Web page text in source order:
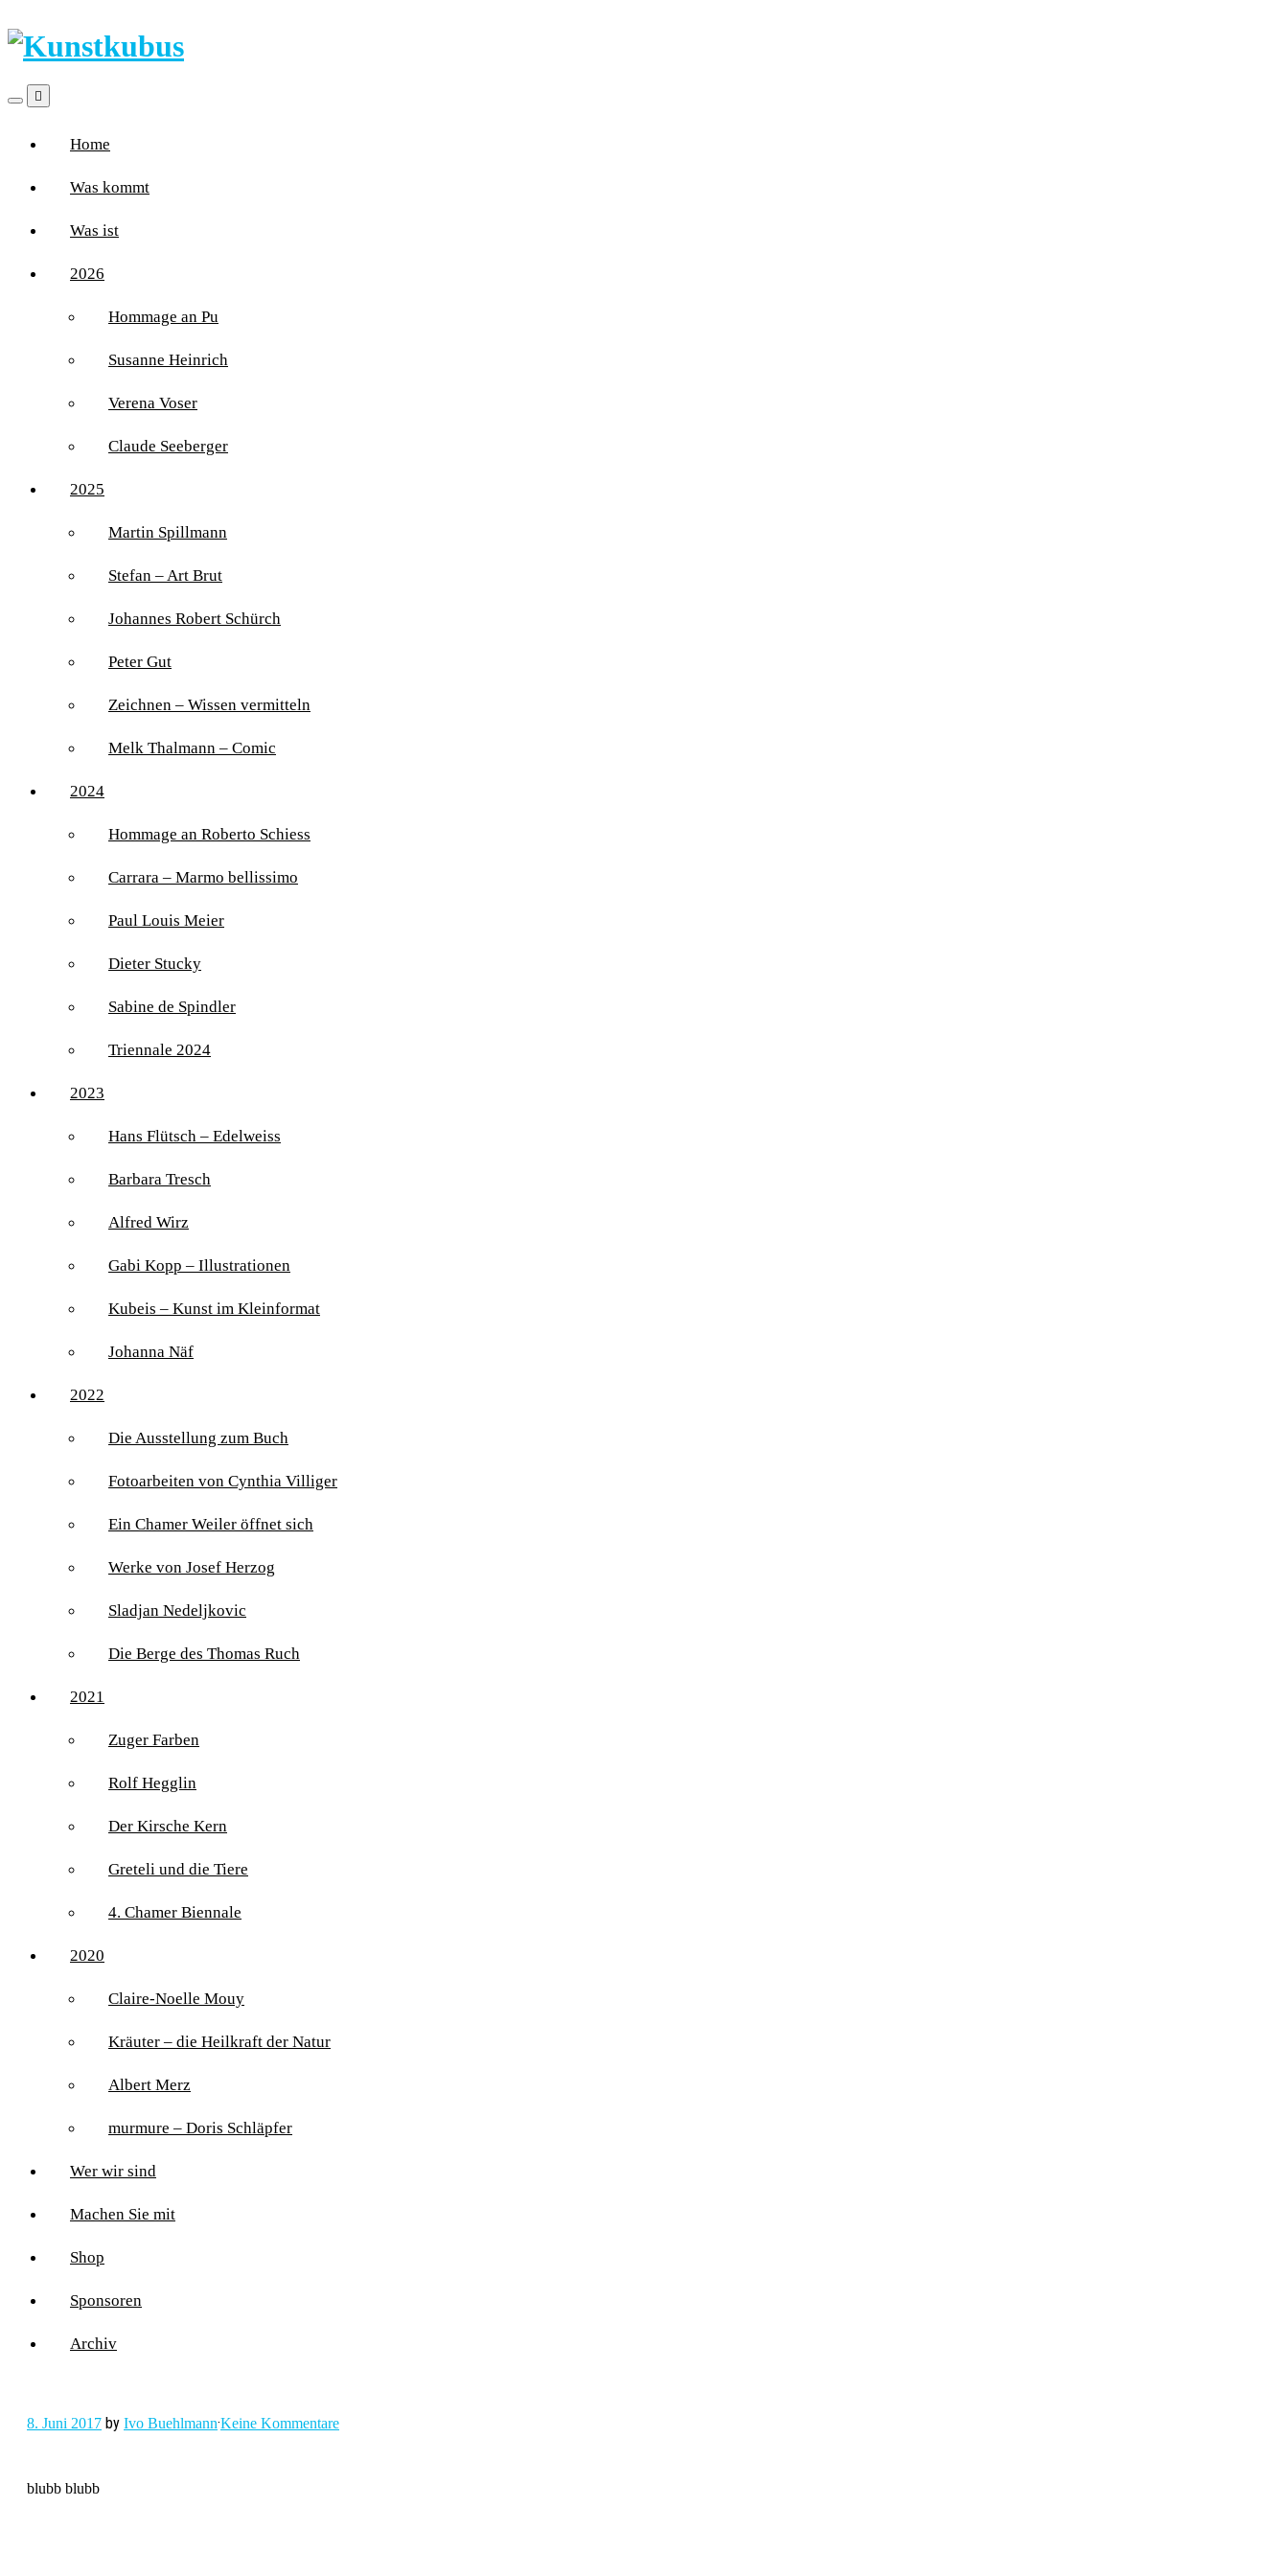
Home
Was kommt
Was ist
2026
Hommage an Pu
Susanne Heinrich
Verena Voser
Claude Seeberger
2025
Martin Spillmann
Stefan – Art Brut
Johannes Robert Schürch
Peter Gut
Zeichnen – Wissen vermitteln
Melk Thalmann – Comic
2024
Hommage an Roberto Schiess
Carrara – Marmo bellissimo
Paul Louis Meier
Dieter Stucky
Sabine de Spindler
Triennale 2024
2023
Hans Flütsch – Edelweiss
Barbara Tresch
Alfred Wirz
Gabi Kopp – Illustrationen
Kubeis – Kunst im Kleinformat
Johanna Näf
2022
Die Ausstellung zum Buch
Fotoarbeiten von Cynthia Villiger
Ein Chamer Weiler öffnet sich
Werke von Josef Herzog
Sladjan Nedeljkovic
Die Berge des Thomas Ruch
2021
Zuger Farben
Rolf Hegglin
Der Kirsche Kern
Greteli und die Tiere
4. Chamer Biennale
2020
Claire-Noelle Mouy
Kräuter – die Heilkraft der Natur
Albert Merz
murmure – Doris Schläpfer
Wer wir sind
Machen Sie mit
Shop
Sponsoren
Archiv
8. Juni 2017 by Ivo Buehlmann·Keine Kommentare
blubb blubb